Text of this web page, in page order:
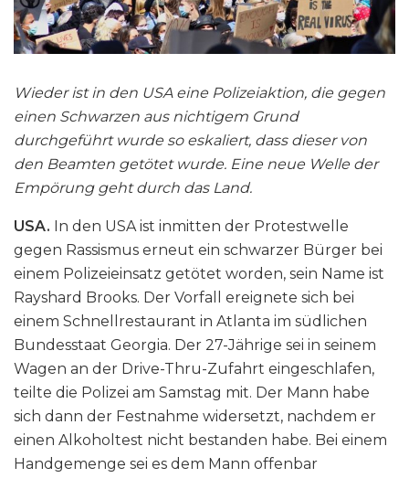
Wieder ist in den USA eine Polizeiaktion, die gegen
einen Schwarzen aus nichtigem Grund
durchgeführt wurde so eskaliert, dass dieser von
den Beamten getötet wurde. Eine neue Welle der
Empörung geht durch das Land.
USA. In den USA ist inmitten der Protestwelle
gegen Rassismus erneut ein schwarzer Bürger bei
einem Polizeieinsatz getötet worden, sein Name ist
Rayshard Brooks. Der Vorfall ereignete sich bei
einem Schnellrestaurant in Atlanta im südlichen
Bundesstaat Georgia. Der 27-Jährige sei in seinem
Wagen an der Drive-Thru-Zufahrt eingeschlafen,
teilte die Polizei am Samstag mit. Der Mann habe
sich dann der Festnahme widersetzt, nachdem er
einen Alkoholtest nicht bestanden habe. Bei einem
Handgemenge sei es dem Mann offenbar